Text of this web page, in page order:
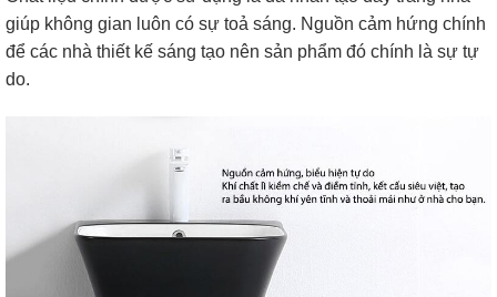
giúp không gian luôn có sự toả sáng. Nguồn cảm hứng chính
để các nhà thiết kế sáng tạo nên sản phẩm đó chính là sự tự
do.